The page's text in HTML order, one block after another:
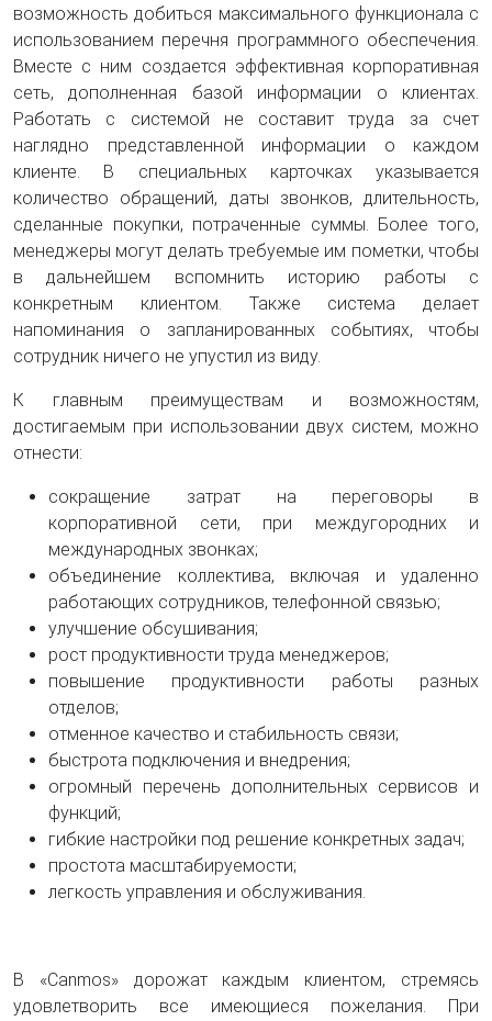
возможность добиться максимального функционала с
использованием перечня программного обеспечения.
Вместе с ним создается эффективная корпоративная
сеть, дополненная базой информации о клиентах.
Работать с системой не составит труда за счет
наглядно представленной информации о каждом
клиенте. В специальных карточках указывается
количество обращений, даты звонков, длительность,
сделанные покупки, потраченные суммы. Более того,
менеджеры могут делать требуемые им пометки, чтобы
в дальнейшем вспомнить историю работы с
конкретным клиентом. Также система делает
напоминания о запланированных событиях, чтобы
сотрудник ничего не упустил из виду.
К главным преимуществам и возможностям,
достигаемым при использовании двух систем, можно
отнести:
сокращение затрат на переговоры в
корпоративной сети, при междугородних и
международных звонках;
объединение коллектива, включая и удаленно
работающих сотрудников, телефонной связью;
улучшение обсушивания;
рост продуктивности труда менеджеров;
повышение продуктивности работы разных
отделов;
отменное качество и стабильность связи;
быстрота подключения и внедрения;
огромный перечень дополнительных сервисов и
функций;
гибкие настройки под решение конкретных задач;
простота масштабируемости;
легкость управления и обслуживания.
В «Canmos» дорожат каждым клиентом, стремясь
удовлетворить все имеющиеся пожелания. При